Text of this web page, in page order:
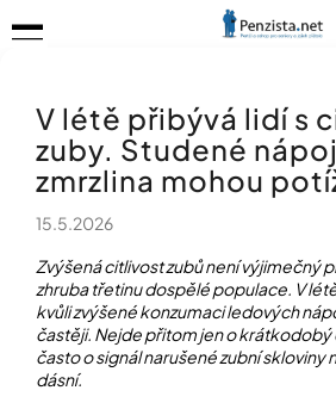
na
TIPY
PRO
PEVNÉ
ZDRAVÍ
PRO
RADOST
OBJEVUJTE
TVOŘTE
Menu
V létě přibývá lidí s
zuby. Studené
zmrzlina mohou
15.5.2026
Zvýšená citlivost zubů není výjimečný
zhruba třetinu dospělé populace. V
kvůli zvýšené konzumaci ledových
častěji. Nejde přitom jen o
často o signál narušené zubní skloviny
dásní.
o
C
o
p
e
b
u
e